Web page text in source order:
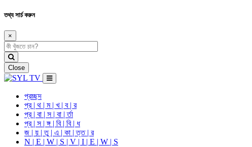
তথ্য সার্চ করুন
×
Close
প্রচ্ছদ
প্র | থ | ম | খ | ব | র
প্র | বা | স | বা | র্তা
প্র | স | ঙ্গ | বি | বি | ধ
জ | য় | তু | এ | কা | ত্ত | র
N | E | W | S | V | I | E | W | S